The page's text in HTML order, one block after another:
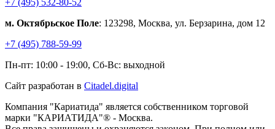
+7 (495) 532-80-52
м. Октябрьское Поле: 123298, Москва, ул. Берзарина, дом 12
+7 (495) 788-59-99
Пн-пт: 10:00 - 19:00, Сб-Вс: выходной
Сайт разработан в Citadel.digital
Компания "Кариатида" является собственником торговой
марки "КАРИАТИДА"® - Москва.